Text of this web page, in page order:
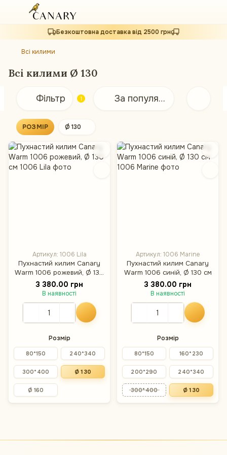
Безкоштовна доставка від 2500 грн
Всі килими
Всі килими Ø 130
Фільтр 1 За популярністю
РОЗМІР Ø 130
Артикул: 1006 Lila
Пухнастий килим Canary
Warm 1006 рожевий, Ø 130
см
3 380.00 грн
В наявності
Розмір
80*150 240*340
300*400 Ø 130
Ø 160
Артикул: 1006 Marine
Пухнастий килим Canary
Warm 1006 синій, Ø 130 см
3 380.00 грн
В наявності
Розмір
80*150 160*230
200*290 240*340
300*400 Ø 130